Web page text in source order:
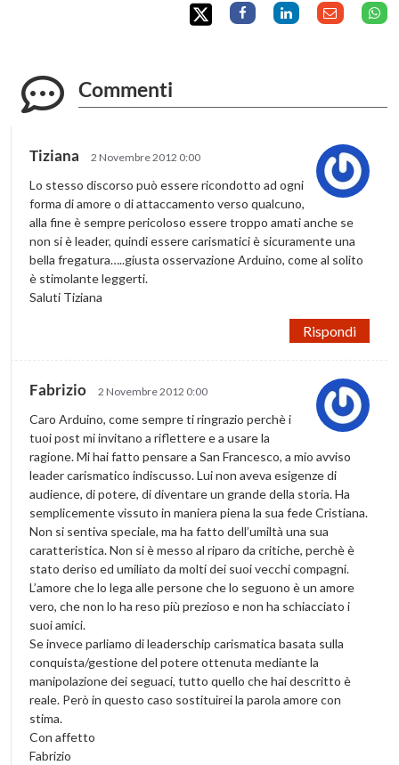
Commenti
Tiziana 2 Novembre 2012 0:00
Lo stesso discorso può essere ricondotto ad ogni
forma di amore o di attaccamento verso qualcuno,
alla fine è sempre pericoloso essere troppo amati anche se
non si è leader, quindi essere carismatici è sicuramente una
bella fregatura…..giusta osservazione Arduino, come al solito
è stimolante leggerti.
Saluti Tiziana
Rispondi
Fabrizio 2 Novembre 2012 0:00
Caro Arduino, come sempre ti ringrazio perchè i
tuoi post mi invitano a riflettere e a usare la
ragione. Mi hai fatto pensare a San Francesco, a mio avviso
leader carismatico indiscusso. Lui non aveva esigenze di
audience, di potere, di diventare un grande della storia. Ha
semplicemente vissuto in maniera piena la sua fede Cristiana.
Non si sentiva speciale, ma ha fatto dell’umiltà una sua
caratteristica. Non si è messo al riparo da critiche, perchè è
stato deriso ed umiliato da molti dei suoi vecchi compagni.
L’amore che lo lega alle persone che lo seguono è un amore
vero, che non lo ha reso più prezioso e non ha schiacciato i
suoi amici.
Se invece parliamo di leaderschip carismatica basata sulla
conquista/gestione del potere ottenuta mediante la
manipolazione dei seguaci, tutto quello che hai descritto è
reale. Però in questo caso sostituirei la parola amore con
stima.
Con affetto
Fabrizio